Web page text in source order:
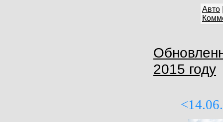
Авто
2015 году